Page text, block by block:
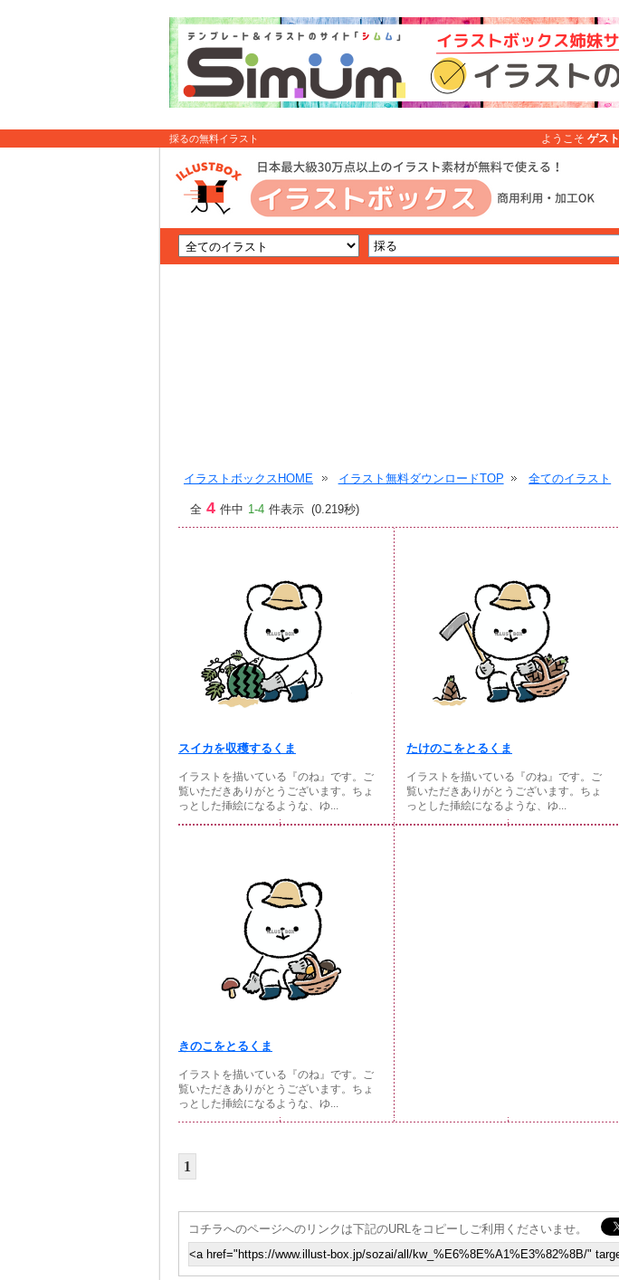
採るの無料イラスト ようこそ ゲスト
イラストボックスHOME イラスト無料ダウンロードTOP 全てのイラスト
全 4 件中 1-4 件表示 (0.219秒)
スイカを収穫するくま
イラストを描いている『のね』です。ご
覧いただきありがとうございます。ちょ
っとした挿絵になるような、ゆ...
たけのこをとるくま
イラストを描いている『のね』です。ご
覧いただきありがとうございます。ちょ
っとした挿絵になるような、ゆ...
きのこをとるくま
イラストを描いている『のね』です。ご
覧いただきありがとうございます。ちょ
っとした挿絵になるような、ゆ...
1
コチラへのページへのリンクは下記のURLをコピーしご利用くださいませ。